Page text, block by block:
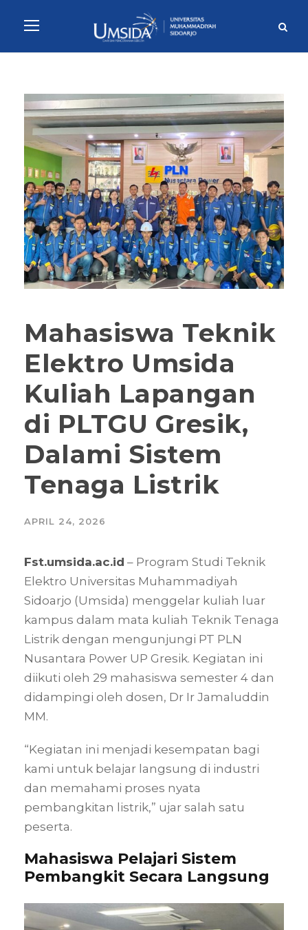
Mahasiswa Teknik
Elektro Umsida
Kuliah Lapangan
di PLTGU Gresik,
Dalami Sistem
Tenaga Listrik
APRIL 24, 2026
Fst.umsida.ac.id – Program Studi Teknik
Elektro Universitas Muhammadiyah
Sidoarjo (Umsida) menggelar kuliah luar
kampus dalam mata kuliah Teknik Tenaga
Listrik dengan mengunjungi PT PLN
Nusantara Power UP Gresik. Kegiatan ini
diikuti oleh 29 mahasiswa semester 4 dan
didampingi oleh dosen, Dr Ir Jamaluddin
MM.
“Kegiatan ini menjadi kesempatan bagi
kami untuk belajar langsung di industri
dan memahami proses nyata
pembangkitan listrik,” ujar salah satu
peserta.
Mahasiswa Pelajari Sistem
Pembangkit Secara Langsung